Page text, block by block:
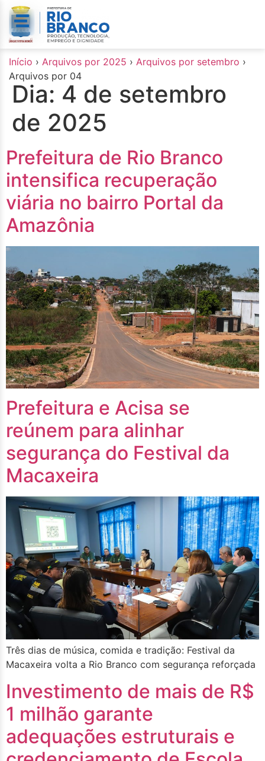
conteúdo
Início › Arquivos por 2025 › Arquivos por setembro ›
Arquivos por 04
Dia: 4 de setembro
de 2025
Prefeitura de Rio Branco
intensifica recuperação
viária no bairro Portal da
Amazônia
Prefeitura e Acisa se
reúnem para alinhar
segurança do Festival da
Macaxeira
Três dias de música, comida e tradição: Festival da
Macaxeira volta a Rio Branco com segurança reforçada
Investimento de mais de R$
1 milhão garante
adequações estruturais e